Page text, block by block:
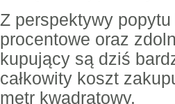
Z perspektywy
procentowe oraz
kupujący są dziś
całkowity koszt
metr kwadratowy.